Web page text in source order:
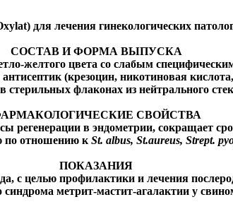
для лечения гинекологических
СОСТАВ И ФОРМА ВЫПУСКА
желтого цвета со слабым
(крезоцин, никотиновая
флаконах из нейтрального
СВОЙСТВА
регенерации в эндометрии, сокращает
по отношению к St. albus, St.aureus, Strept.
ПОКАЗАНИЯ
с целью профилактики и лечения
синдрома метрит-мастит-агалактии у